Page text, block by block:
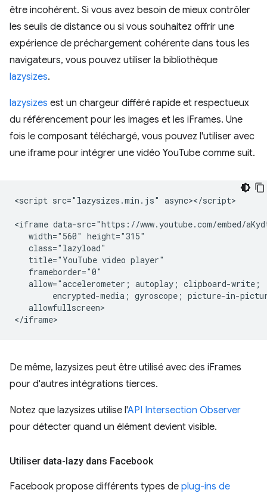
être incohérent. Si vous avez besoin de mieux contrôler
les seuils de distance ou si vous souhaitez offrir une
expérience de préchargement cohérente dans tous les
navigateurs, vous pouvez utiliser la bibliothèque
lazysizes.
lazysizes est un chargeur différé rapide et respectueux
du référencement pour les images et les iFrames. Une
fois le composant téléchargé, vous pouvez l'utiliser avec
une iframe pour intégrer une vidéo YouTube comme suit.
<script src="lazysizes.min.js" async></script>
<iframe data-src="https://www.youtube.com/embed/
   width="560" height="315"
   class="lazyload"
   title="YouTube video player"
   frameborder="0"
   allow="accelerometer; autoplay; clipboard-write;
encrypted-media; gyroscope; picture-in-
   allowfullscreen>
De même, lazysizes peut être utilisé avec des iFrames
pour d'autres intégrations tierces.
Notez que lazysizes utilise l'API Intersection Observer
pour détecter quand un élément devient visible.
Utiliser data-lazy dans Facebook
Facebook propose différents types de plug-ins de